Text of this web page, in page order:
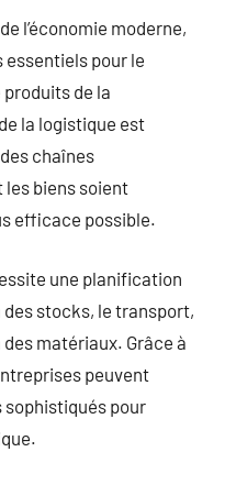
l’économie moderne,
pour le
de la
la logistique est
chaînes
les biens soient
efficace possible.
une planification
stocks, le transport,
matériaux. Grâce à
peuvent
pour